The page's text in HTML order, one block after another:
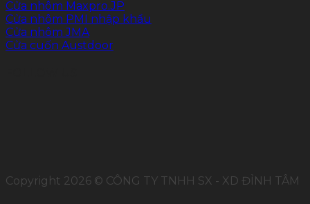
Cửa nhôm Maxpro.JP
Cửa nhôm PMI nhập khẩu
Cửa nhôm JMA
Cửa cuốn Austdoor
Copyright 2026 © CÔNG TY TNHH SX - XD ĐỈNH TÂM